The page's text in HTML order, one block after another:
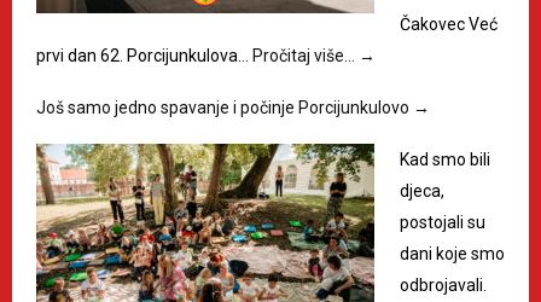
Čakovec Već
prvi dan 62. Porcijunkulova… Pročitaj više… →
Još samo jedno spavanje i počinje Porcijunkulovo →
Kad smo bili
djeca,
postojali su
dani koje smo
odbrojavali.